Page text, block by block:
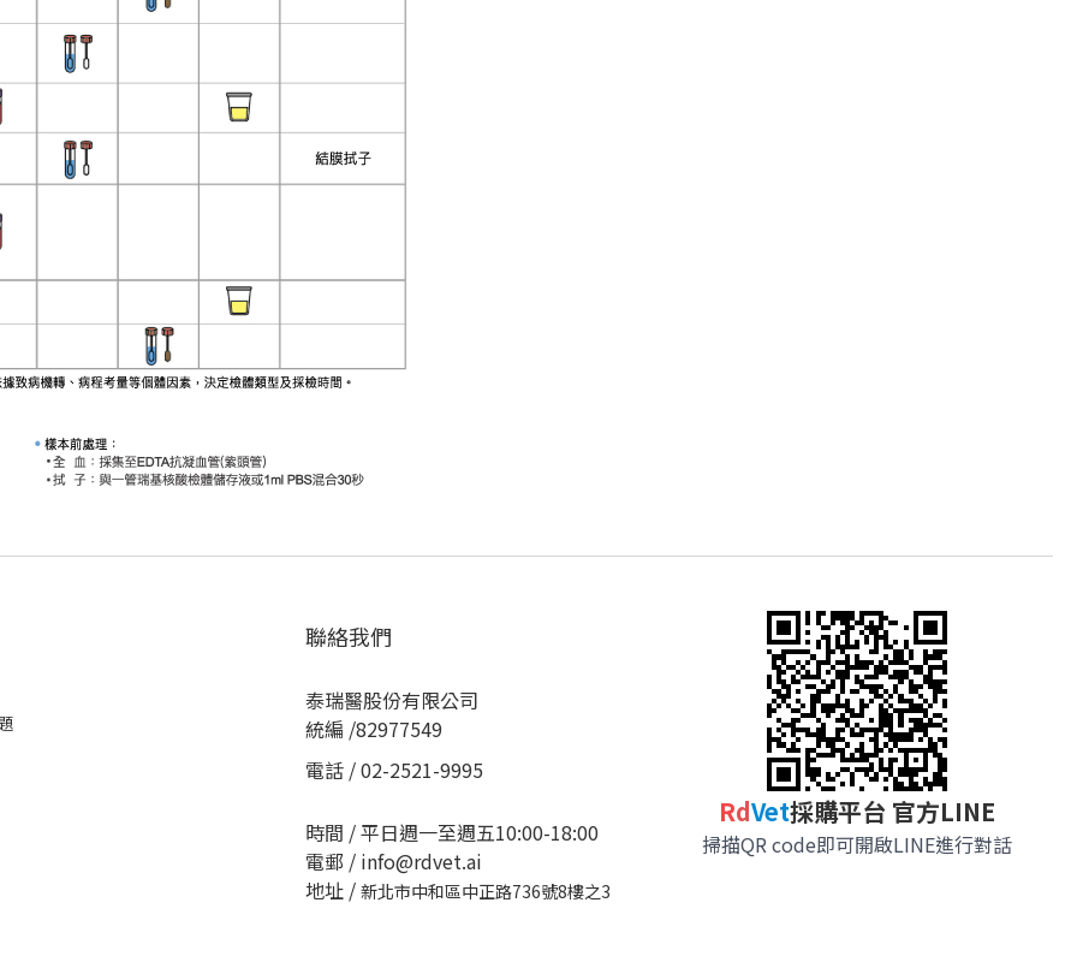
聯絡我們
泰瑞醫股份有限公司
統編 /82977549
電話 / 02-2521-9995
時間 / 平日週一至週五10:00-18:00
電郵 / info@rdvet.ai
地址 / 新北市中和區中正路736號8樓之3
RdVet採購平台 官方LINE
掃描QR code即可開啟LINE進行對話